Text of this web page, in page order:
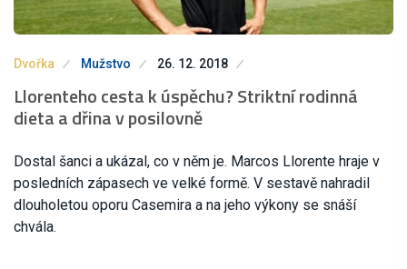
Dvořka Mužstvo 26. 12. 2018
Llorenteho cesta k úspěchu? Striktní rodinná
dieta a dřina v posilovně
Dostal šanci a ukázal, co v něm je. Marcos Llorente hraje v
posledních zápasech ve velké formě. V sestavě nahradil
dlouholetou oporu Casemira a na jeho výkony se snáší
chvála.